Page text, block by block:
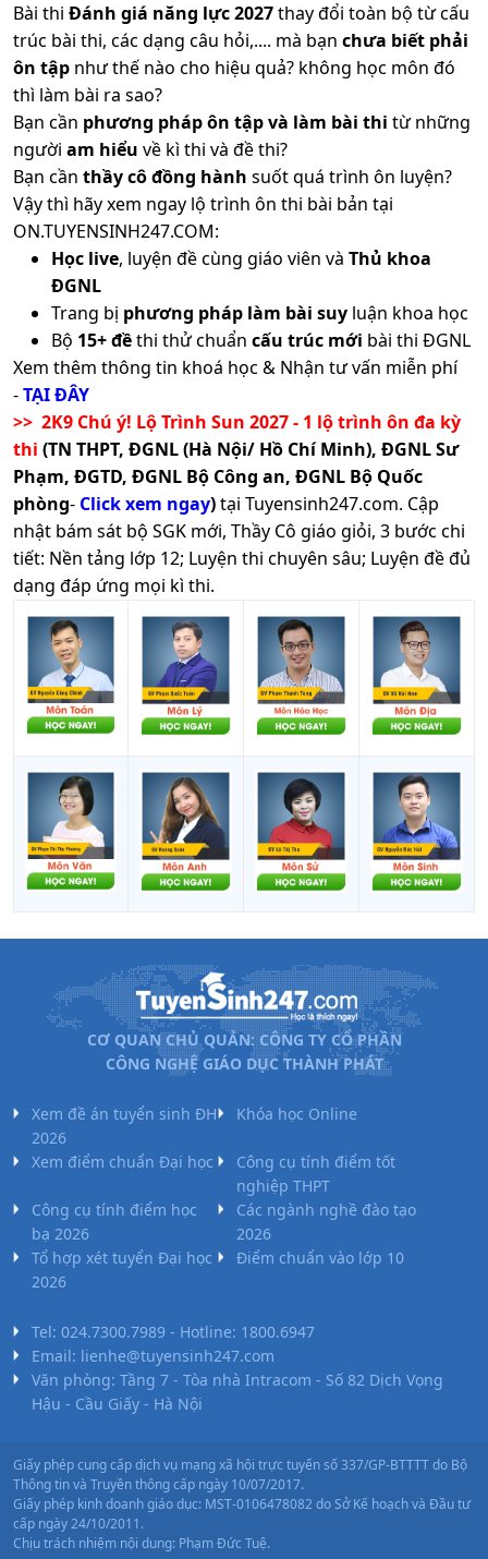
Bài thi Đánh giá năng lực 2027thay đổi toàn bộ từ cấu
trúc bài thi, các dạng câu hỏi,.... mà bạn chưa biết phải
ôn tập như thế nào cho hiệu quả? không học môn đó
thì làm bài ra sao?
Bạn cần phương pháp ôn tập và làm bài thi từ những
người am hiểu về kì thi và đề thi?
Bạn cần thầy cô đồng hành suốt quá trình ôn luyện?
Vậy thì hãy xem ngay lộ trình ôn thi bài bản tại
ON.TUYENSINH247.COM:
Học live, luyện đề cùng giáo viên và Thủ khoa
ĐGNL
Trang bị phương pháp làm bài suy luận khoa học
Bộ 15+ đềthi thử chuẩn cấu trúc mới bài thi ĐGNL
Xem thêm thông tin khoá học & Nhận tư vấn miễn phí
-TẠI ĐÂY
>> 2K9 Chú ý! Lộ Trình Sun 2027 - 1 lộ trình ôn đa kỳ
thi (TN THPT, ĐGNL (Hà Nội/ Hồ Chí Minh), ĐGNL Sư
Phạm, ĐGTD, ĐGNL Bộ Công an, ĐGNL Bộ Quốc
phòng- Click xem ngay)tại Tuyensinh247.com. Cập
nhật bám sát bộ SGK mới, Thầy Cô giáo giỏi, 3 bước chi
tiết: Nền tảng lớp 12; Luyện thi chuyên sâu; Luyện đề đủ
dạng đáp ứng mọi kì thi.
CƠ QUAN CHỦ QUẢN: CÔNG TY CỔ PHẦN
CÔNG NGHỆ GIÁO DỤC THÀNH PHÁT
Xem đề án tuyển sinh ĐH
2026
Khóa học Online
Xem điểm chuẩn Đại học
Công cụ tính điểm tốt
nghiệp THPT
Công cụ tính điểm học
bạ 2026
Các ngành nghề đào tạo
2026
Tổ hợp xét tuyển Đại học
2026
Điểm chuẩn vào lớp 10
Tel: 024.7300.7989 - Hotline: 1800.6947
Email: lienhe@tuyensinh247.com
Văn phòng: Tầng 7 - Tòa nhà Intracom - Số 82 Dịch Vọng
Hậu - Cầu Giấy - Hà Nội
Giấy phép cung cấp dịch vụ mạng xã hội trực tuyến số 337/GP-BTTTT do Bộ
Thông tin và Truyền thông cấp ngày 10/07/2017.
Giấy phép kinh doanh giáo dục: MST-0106478082 do Sở Kế hoạch và Đầu tư
cấp ngày 24/10/2011.
Chịu trách nhiệm nội dung: Phạm Đức Tuệ.